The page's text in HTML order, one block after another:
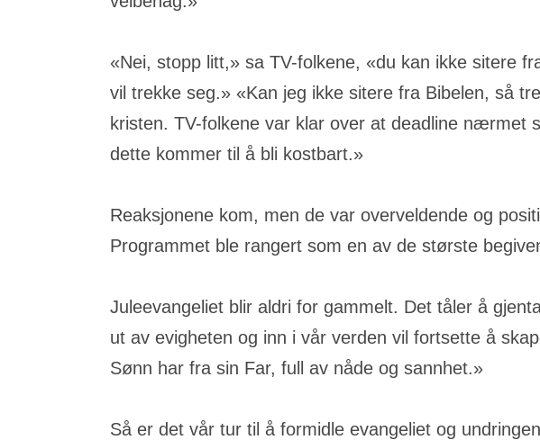
«Nei, stopp litt,» sa TV-folkene, «du kan ikke sitere
vil trekke seg.» «Kan jeg ikke sitere fra Bibelen, så
kristen. TV-folkene var klar over at deadline
dette kommer til å bli kostbart.»
Reaksjonene kom, men de var overveldende og
Programmet ble rangert som en av de største
Juleevangeliet blir aldri for gammelt. Det tåler å
ut av evigheten og inn i vår verden vil fortsette å
Sønn har fra sin Far, full av nåde og sannhet.»
Så er det vår tur til å formidle evangeliet og